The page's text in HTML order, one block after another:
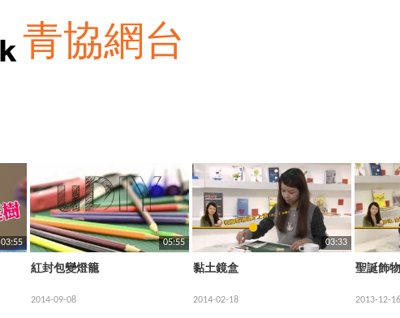
青協網台
03:55 05:55
紅封包變燈籠
2014-09-08
03:33
黏土鏡盒
2014-02-18
聖誕飾物
2013-12-16